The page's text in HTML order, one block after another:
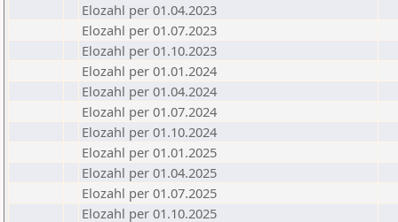
Elozahl per 01.04.2023
Elozahl per 01.07.2023
Elozahl per 01.10.2023
Elozahl per 01.01.2024
Elozahl per 01.04.2024
Elozahl per 01.07.2024
Elozahl per 01.10.2024
Elozahl per 01.01.2025
Elozahl per 01.04.2025
Elozahl per 01.07.2025
Elozahl per 01.10.2025